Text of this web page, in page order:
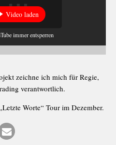
Video laden
immer entsperren
zeichne ich mich für Regie,
verantwortlich.
Worte“ Tour im Dezember.